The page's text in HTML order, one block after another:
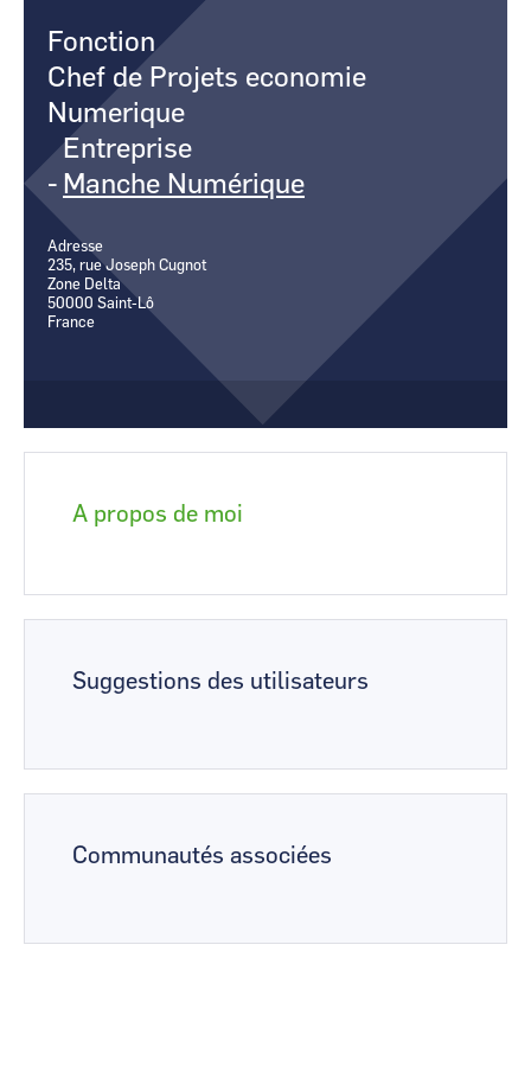
Occitanie
CCI Business
Pays de la Loire
Occitanie
CCI Business
Pays de la Loire
Fonction
Chef de Projets economie
Numerique
-
Entreprise
Manche Numérique
Adresse
235, rue Joseph Cugnot
Zone Delta
50000 Saint-Lô
France
A propos de moi
Suggestions des utilisateurs
Communautés associées